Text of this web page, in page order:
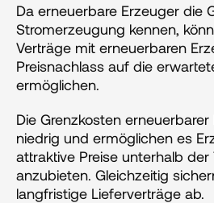
Da erneuerbare Erzeuger die
Stromerzeugung kennen,
Verträge mit erneuerbaren
Preisnachlass auf die
ermöglichen.
Die Grenzkosten erneuerbarer
niedrig und ermöglichen es
attraktive Preise unterhalb der
anzubieten. Gleichzeitig
langfristige Lieferverträge ab.